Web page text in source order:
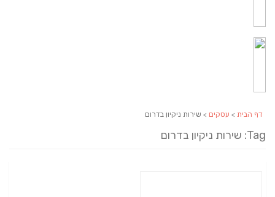
דף הבית > עסקים > שירות ניקיון בדרום
Tag: שירות ניקיון בדרום